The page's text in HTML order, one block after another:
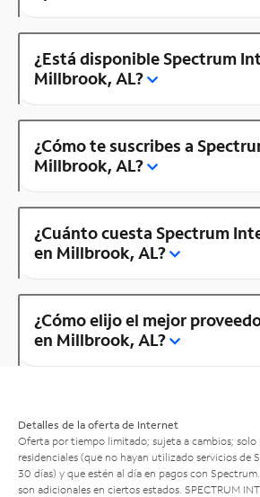
¿Está disponible Spectrum
Millbrook, AL?
¿Cómo te suscribes a
Millbrook, AL?
¿Cuánto cuesta Spectrum
en Millbrook, AL?
¿Cómo elijo el mejor
en Millbrook, AL?
Detalles de la oferta de Internet
Oferta por tiempo limitado; sujeta a cambios; solo
residenciales (que no hayan utilizado servicios de
30 días) y que estén al día en pagos con
son adicionales en ciertos estados. SPECTRUM